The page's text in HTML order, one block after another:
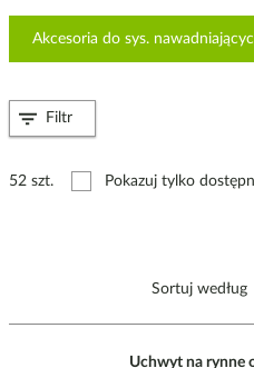
Akcesoria do sys.
52 szt. Pokazuj tylko
Sortuj według
Uchwyt na rynne
Filtr